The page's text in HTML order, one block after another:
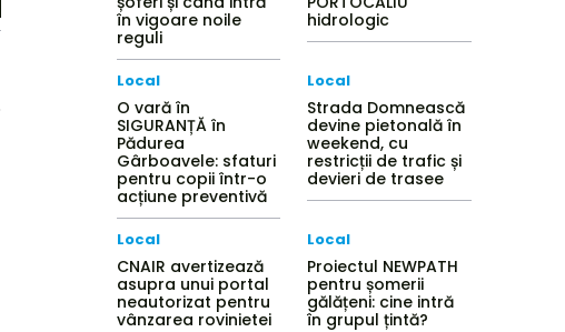
în vigoare noile
reguli
hidrologic
Local
O vară în
SIGURANȚĂ în
Pădurea
Gârboavele: sfaturi
pentru copii într-o
acțiune preventivă
Local
Strada Domnească
devine pietonală în
weekend, cu
restricții de trafic și
devieri de trasee
Local
CNAIR avertizează
asupra unui portal
neautorizat pentru
vânzarea rovinietei
Local
Proiectul NEWPATH
pentru șomerii
gălățeni: cine intră
în grupul țintă?